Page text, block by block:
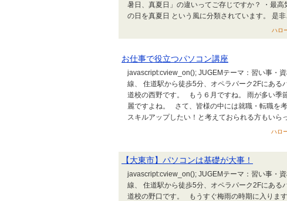
暑日、真夏日」の違いってご存じですか？ ・最
の日を真夏日 という風に分類されています。 是
ハロ
お仕事で役立つパソコン講座
javascript:cview_on(); JUGEMテーマ：習い事・
線、 住道駅から徒歩5分、オペラパーク2Fにあ
道校の西野です。 もう６月ですね。 雨が多い季
麗ですよね。 さて、皆様の中には就職・転職を
スキルアップしたい！と考えておられる方もい
ハロ
【大東市】パソコンは基礎が大事！
javascript:cview_on(); JUGEMテーマ：習い事・
線、 住道駅から徒歩5分、オペラパーク2Fにあ
道校の野口です。 もうすぐ梅雨の時期に入りま